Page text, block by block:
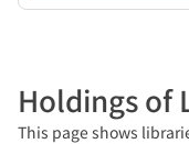
Holdings of
This page shows